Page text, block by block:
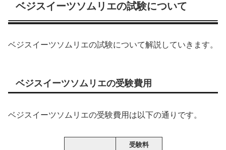
ベジスイーツソムリエの試験について
ベジスイーツソムリエの試験について解説していきます。
ベジスイーツソムリエの受験費用
ベジスイーツソムリエの受験費用は以下の通りです。
受験料